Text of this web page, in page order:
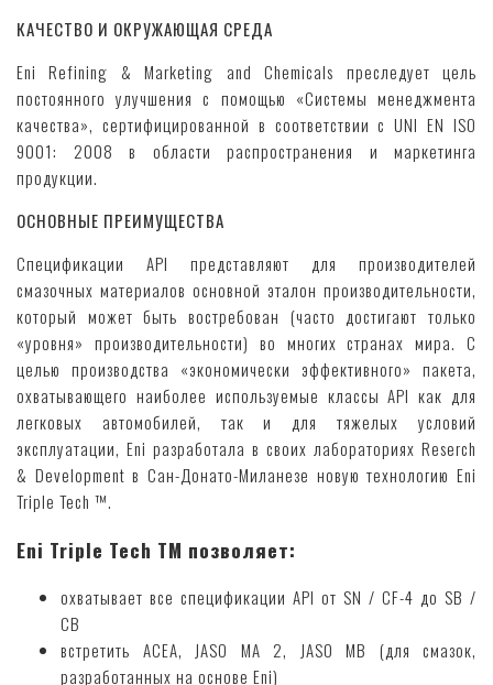
КАЧЕСТВО И ОКРУЖАЮЩАЯ СРЕДА
Eni Refining & Marketing and Chemicals преследует цель
постоянного улучшения с помощью «Системы менеджмента
качества», сертифицированной в соответствии с UNI EN ISO
9001: 2008 в области распространения и маркетинга
продукции.
ОСНОВНЫЕ ПРЕИМУЩЕСТВА
Спецификации API представляют для производителей
смазочных материалов основной эталон производительности,
который может быть востребован (часто достигают только
«уровня» производительности) во многих странах мира. С
целью производства «экономически эффективного» пакета,
охватывающего наиболее используемые классы API как для
легковых автомобилей, так и для тяжелых условий
эксплуатации, Eni разработала в своих лабораториях Reserch
& Development в Сан-Донато-Миланезе новую технологию Eni
Triple Tech ™.
Eni Triple Tech TM позволяет:
охватывает все спецификации API от SN / CF-4 до SB /
CB
встретить ACEA, JASO MA 2, JASO MB (для смазок,
разработанных на основе Eni)